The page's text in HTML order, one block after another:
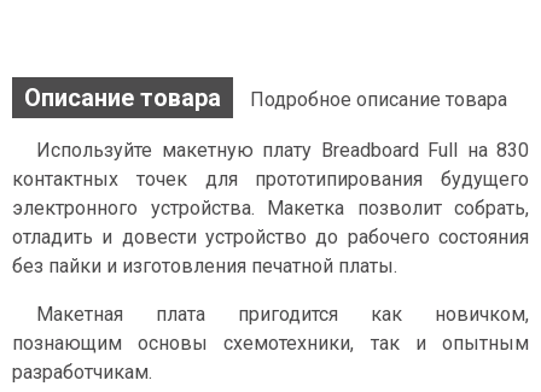
Описание товара Подробное описание товара
Используйте макетную плату Breadboard Full на 830
контактных точек для прототипирования будущего
электронного устройства. Макетка позволит собрать,
отладить и довести устройство до рабочего состояния
без пайки и изготовления печатной платы.
Макетная плата пригодится как новичком,
познающим основы схемотехники, так и опытным
разработчикам.